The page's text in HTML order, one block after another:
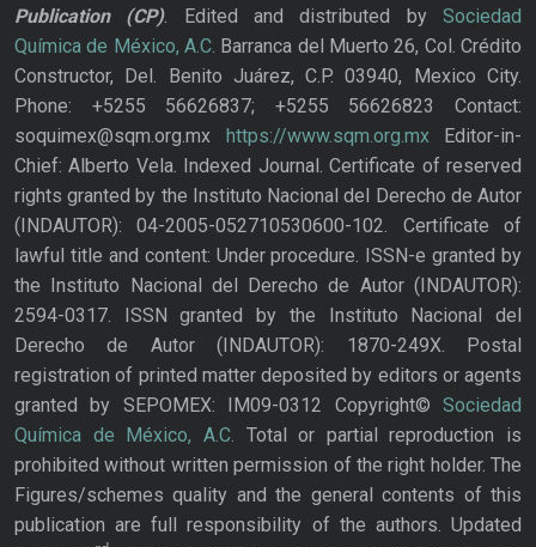
Publication
(CP). Edited and distributed bySociedad
Química de México, A.C. Barranca del Muerto 26, Col. Crédito
Constructor, Del. Benito Juárez, C.P. 03940, Mexico City.
Phone: +5255 56626837; +5255 56626823 Contact:
soquimex@sqm.org.mx https://www.sqm.org.mxEditor-in-
Chief: Alberto Vela. Indexed Journal. Certificate of reserved
rights granted by the Instituto Nacional del Derecho de Autor
(INDAUTOR): 04-2005-052710530600-102. Certificate of
lawful title and content: Under procedure. ISSN-e granted by
the Instituto Nacional del Derecho de Autor (INDAUTOR):
2594-0317. ISSN granted by the Instituto Nacional del
Derecho de Autor (INDAUTOR): 1870-249X. Postal
registration of printed matter deposited by editors or agents
granted by SEPOMEX: IM09-0312 Copyright© Sociedad
Química de México, A.C. Total or partial reproduction is
prohibited without written permission of the right holder. The
Figures/schemes quality and the general contents of this
publication are full responsibility of the authors. Updated